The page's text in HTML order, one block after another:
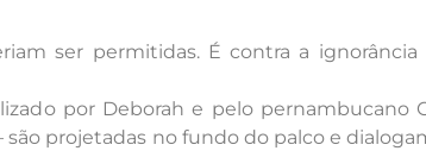
ser permitidas. É contra a
por Deborah e pelo pernambucano
projetadas no fundo do palco e